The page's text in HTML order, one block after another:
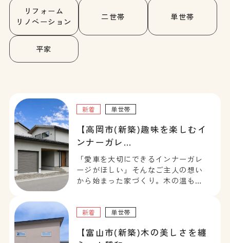
リフォーム
リノベーション
二世帯 単世帯
平家
新着 単世帯
【高岡市(新築)趣味を楽しむイ
ンナーガレ…
「愛車を大切にできるインナーガレ
ージがほしい」そんなご主人の想い
から始まった家づくり。木の温もり
ティリティなど、家事ラクとプライ
です。
新着 単世帯
【富山市(新築)木の美しさを纏